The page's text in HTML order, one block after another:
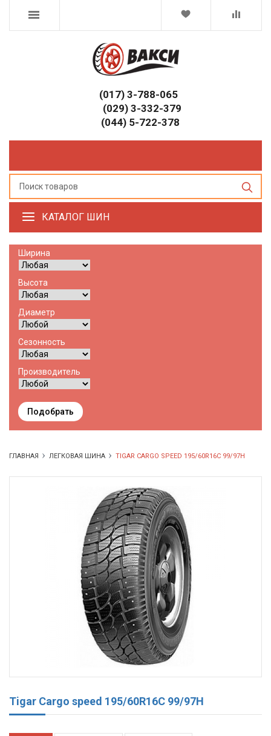
(017) 3-788-065
(029) 3-332-379
(044) 5-722-378
КАТАЛОГ ШИН
Ширина
Высота
Диаметр
Сезонность
Производитель
Подобрать
ГЛАВНАЯ ЛЕГКОВАЯ ШИНА TIGAR CARGO SPEED 195/60R16C 99/97H
Tigar Cargo speed 195/60R16C 99/97H